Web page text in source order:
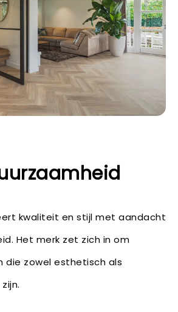
kwaliteit en stijl met aandacht
Het merk zet zich in om
die zowel esthetisch als